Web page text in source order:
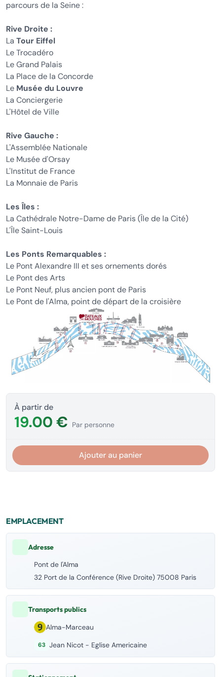
parcours de la Seine :
Rive Droite :
La Tour Eiffel
Le Trocadéro
Le Grand Palais
La Place de la Concorde
Le Musée du Louvre
La Conciergerie
L'Hôtel de Ville
Rive Gauche :
L'Assemblée Nationale
Le Musée d'Orsay
L'Institut de France
La Monnaie de Paris
Les Îles :
La Cathédrale Notre-Dame de Paris (Île de la Cité)
L'Île Saint-Louis
Les Ponts Remarquables :
Le Pont Alexandre III et ses ornements dorés
Le Pont des Arts
Le Pont Neuf, plus ancien pont de Paris
Le Pont de l'Alma, point de départ de la croisière
À partir de
19.00 € Par personne
Ajouter au panier
EMPLACEMENT
Adresse
Pont de l'Alma
32 Port de la Conférence (Rive Droite) 75008 Paris
Transports publics
Alma-Marceau
63 Jean Nicot - Eglise Americaine